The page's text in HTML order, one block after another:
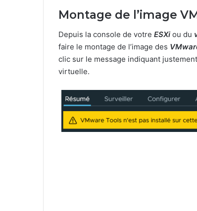
Montage de l’image
Depuis la console de votre ESXi ou du
faire le montage de l’image des
clic sur le message indiquant
virtuelle.